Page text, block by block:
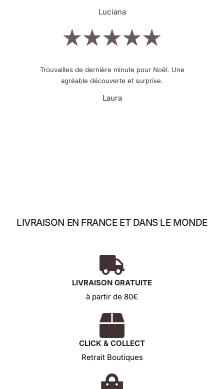
Luciana
Trouvailles de dernière minute pour Noël. Une
agréable découverte et surprise.
Laura
LIVRAISON EN FRANCE ET DANS LE MONDE
LIVRAISON GRATUITE
à partir de 80€
CLICK & COLLECT
Retrait Boutiques